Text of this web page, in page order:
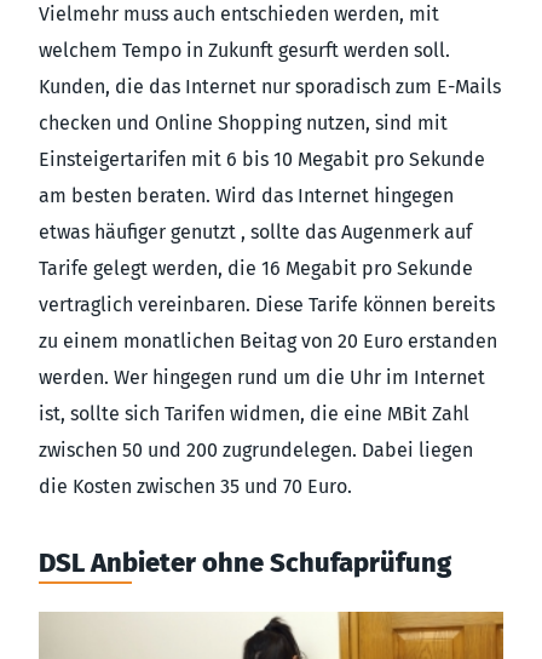
Vielmehr muss auch entschieden werden, mit
welchem Tempo in Zukunft gesurft werden soll.
Kunden, die das Internet nur sporadisch zum E-Mails
checken und Online Shopping nutzen, sind mit
Einsteigertarifen mit 6 bis 10 Megabit pro Sekunde
am besten beraten. Wird das Internet hingegen
etwas häufiger genutzt , sollte das Augenmerk auf
Tarife gelegt werden, die 16 Megabit pro Sekunde
vertraglich vereinbaren. Diese Tarife können bereits
zu einem monatlichen Beitag von 20 Euro erstanden
werden. Wer hingegen rund um die Uhr im Internet
ist, sollte sich Tarifen widmen, die eine MBit Zahl
zwischen 50 und 200 zugrundelegen. Dabei liegen
die Kosten zwischen 35 und 70 Euro.
DSL Anbieter ohne Schufaprüfung